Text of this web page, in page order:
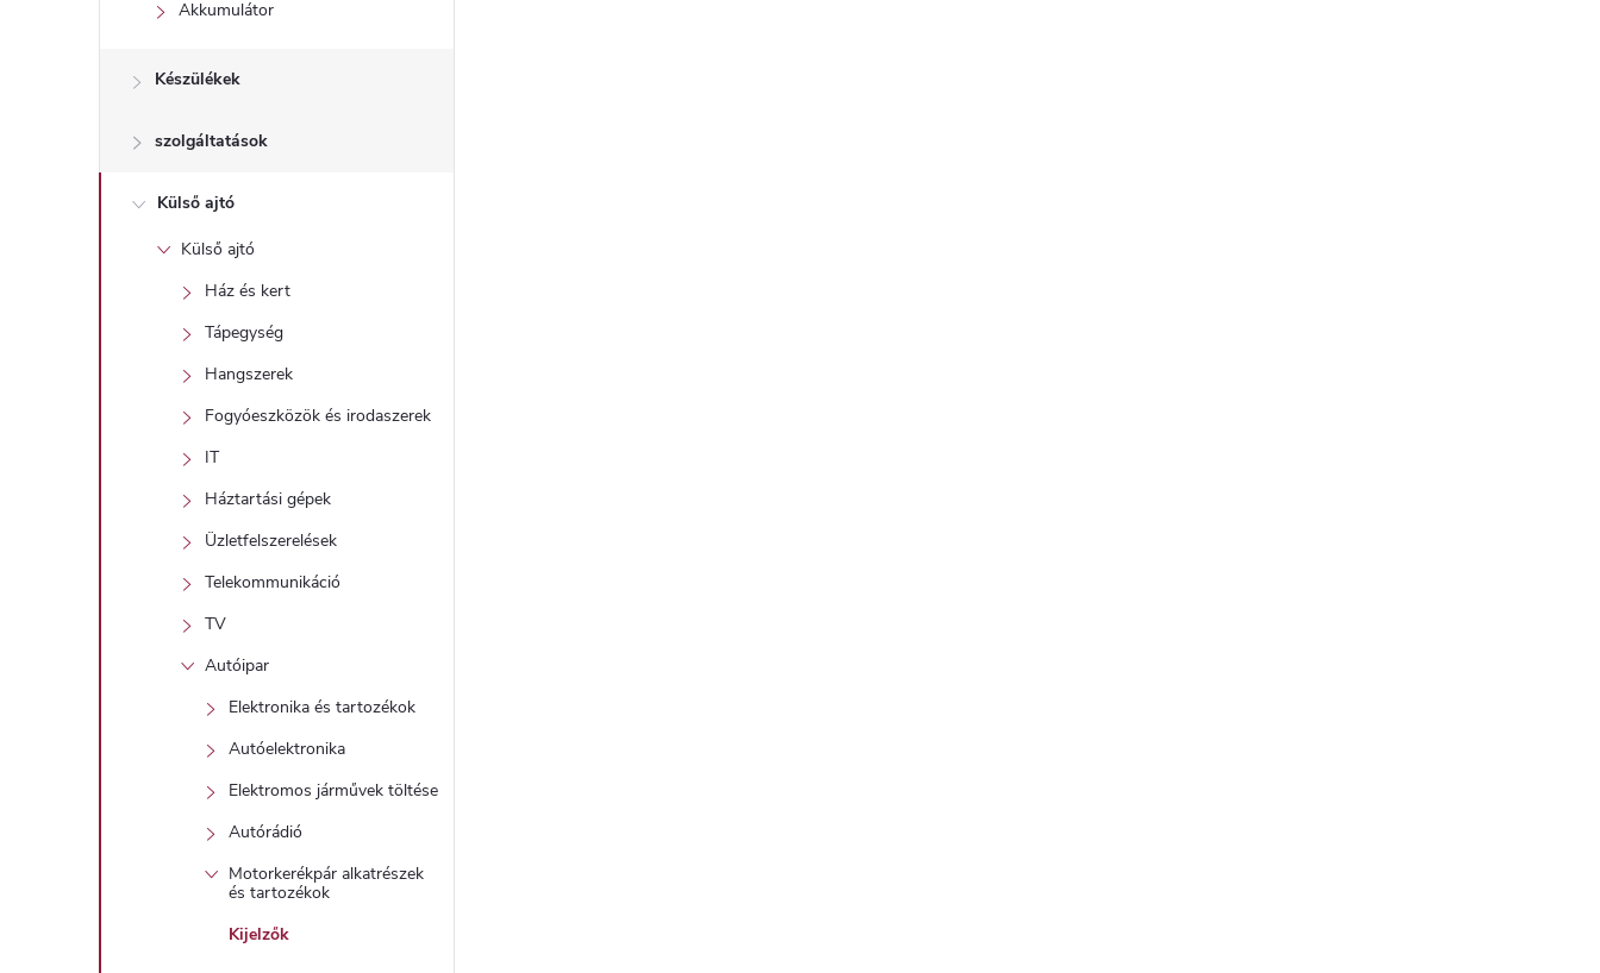
Akkumulátor
Készülékek
szolgáltatások
Külső ajtó
Külső ajtó
Ház és kert
Tápegység
Hangszerek
Fogyóeszközök és irodaszerek
IT
Háztartási gépek
Üzletfelszerelések
Telekommunikáció
TV
Autóipar
Elektronika és tartozékok
Autóelektronika
Elektromos járművek töltése
Autórádió
Motorkerékpár alkatrészek
és tartozékok
Kijelzők